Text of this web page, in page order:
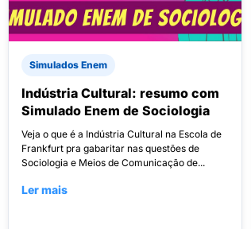
Simulados Enem
Indústria Cultural: resumo com
Simulado Enem de Sociologia
Veja o que é a Indústria Cultural na Escola de
Frankfurt pra gabaritar nas questões de
Sociologia e Meios de Comunicação de...
Ler mais